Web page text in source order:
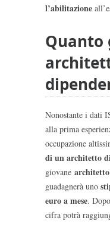
l’abilitazione
Quanto
Nonostante i dati
alla prima
occupazione
di un architetto
giovane
guadagnerà uno
euro a mese.
cifra potrà